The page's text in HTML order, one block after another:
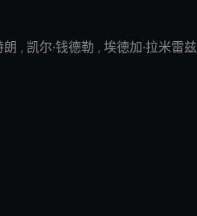
朗 , 凯尔·钱德勒 , 埃德加·拉米雷兹